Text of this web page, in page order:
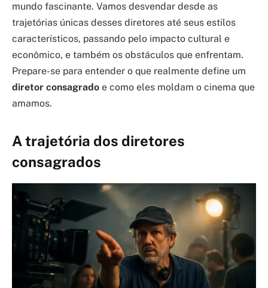
mundo fascinante. Vamos desvendar desde as
trajetórias únicas desses diretores até seus estilos
característicos, passando pelo impacto cultural e
econômico, e também os obstáculos que enfrentam.
Prepare-se para entender o que realmente define um
diretor consagrado e como eles moldam o cinema que
amamos.
A trajetória dos diretores
consagrados